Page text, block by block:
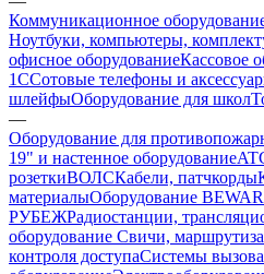
Коммуникационное
Ноутбуки, компьютеры,
офисное оборудованиеКассовое
1ССотовые телефоны и
шлейфыОборудование для школ
—
Оборудование для
19" и настенное оборудование
розеткиВОЛСКабели, патчкорды
материалыОборудование
РУБЕЖРадиостанции,
оборудование Свичи,
контроля доступаСистемы